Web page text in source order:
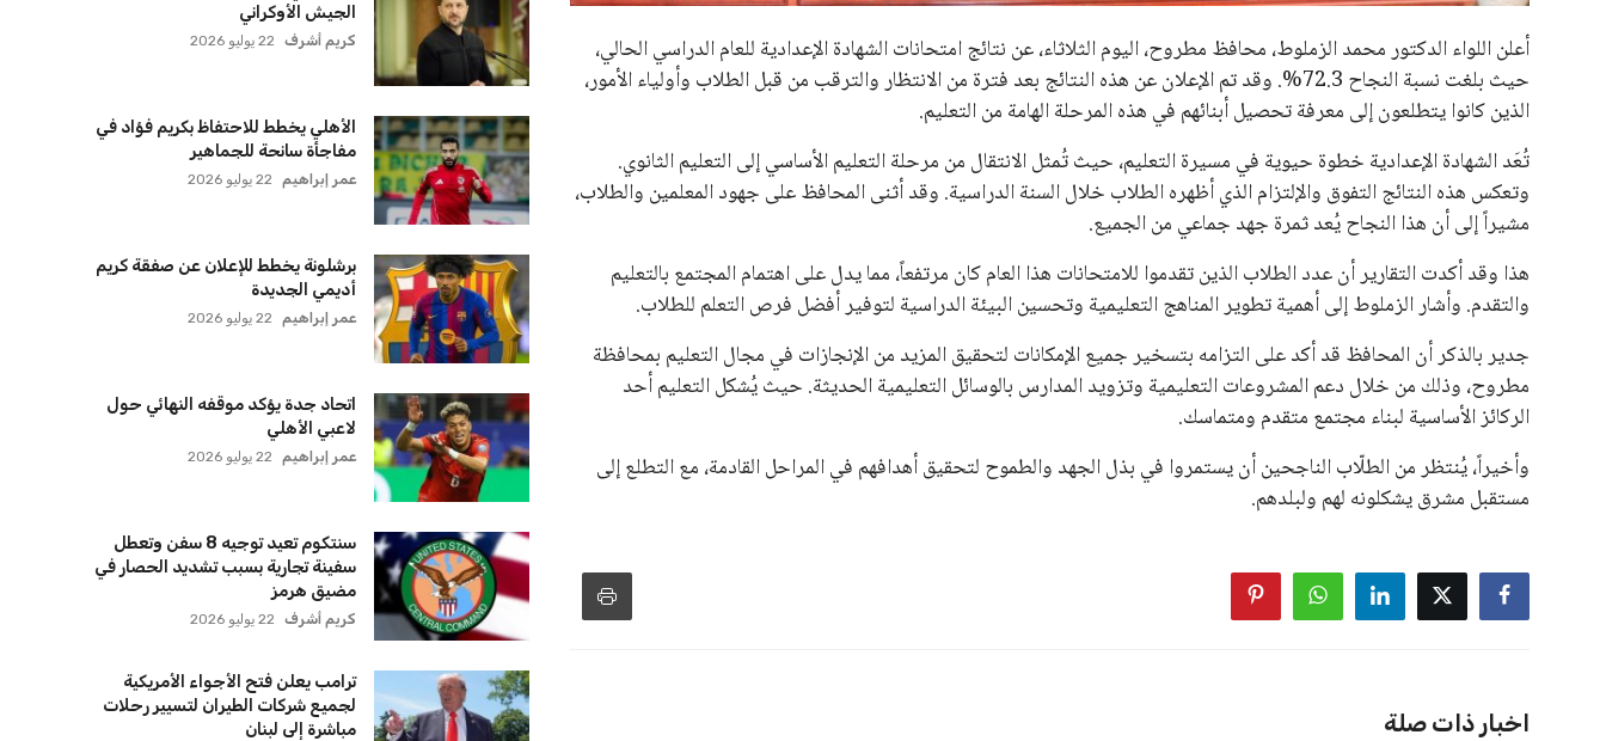
أعلن اللواء الدكتور محمد الزملوط، محافظ مطروح، اليوم الثلاثاء، عن نتائج امتحانات الشهادة الإعدادية للعام الدراسي الحالي،
حيث بلغت نسبة النجاح 72.3%. وقد تم الإعلان عن هذه النتائج بعد فترة من الانتظار والترقب من قبل الطلاب وأولياء الأمور،
الذين كانوا يتطلعون إلى معرفة تحصيل أبنائهم في هذه المرحلة الهامة من التعليم.
تُعَد الشهادة الإعدادية خطوة حيوية في مسيرة التعليم، حيث تُمثل الانتقال من مرحلة التعليم الأساسي إلى التعليم الثانوي.
وتعكس هذه النتائج التفوق والإلتزام الذي أظهره الطلاب خلال السنة الدراسية. وقد أثنى المحافظ على جهود المعلمين والطلاب،
مشيراً إلى أن هذا النجاح يُعد ثمرة جهد جماعي من الجميع.
هذا وقد أكدت التقارير أن عدد الطلاب الذين تقدموا للامتحانات هذا العام كان مرتفعاً، مما يدل على اهتمام المجتمع بالتعليم
والتقدم. وأشار الزملوط إلى أهمية تطوير المناهج التعليمية وتحسين البيئة الدراسية لتوفير أفضل فرص التعلم للطلاب.
جدير بالذكر أن المحافظ قد أكد على التزامه بتسخير جميع الإمكانات لتحقيق المزيد من الإنجازات في مجال التعليم بمحافظة
مطروح، وذلك من خلال دعم المشروعات التعليمية وتزويد المدارس بالوسائل التعليمية الحديثة. حيث يُشكل التعليم أحد
الركائز الأساسية لبناء مجتمع متقدم ومتماسك.
وأخيراً، يُنتظر من الطلّاب الناجحين أن يستمروا في بذل الجهد والطموح لتحقيق أهدافهم في المراحل القادمة، مع التطلع إلى
مستقبل مشرق يشكلونه لهم ولبلدهم.
اخبار ذات صلة
الجيش الأوكراني
كريم أشرف 22 يوليو 2026
الأهلي يخطط للاحتفاظ بكريم فؤاد في
مفاجأة سانحة للجماهير
عمر إبراهيم 22 يوليو 2026
برشلونة يخطط للإعلان عن صفقة كريم
أديمي الجديدة
عمر إبراهيم 22 يوليو 2026
اتحاد جدة يؤكد موقفه النهائي حول
لاعبي الأهلي
عمر إبراهيم 22 يوليو 2026
سنتكوم تعيد توجيه 8 سفن وتعطل
سفينة تجارية بسبب تشديد الحصار في
مضيق هرمز
كريم أشرف 22 يوليو 2026
ترامب يعلن فتح الأجواء الأمريكية
لجميع شركات الطيران لتسيير رحلات
مباشرة إلى لبنان